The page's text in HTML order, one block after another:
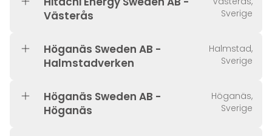
Västerås
Sverige
Höganäs Sweden AB -
Halmstadverken
Halmstad,
Sverige
Höganäs Sweden AB -
Höganäs
Höganäs,
Sverige